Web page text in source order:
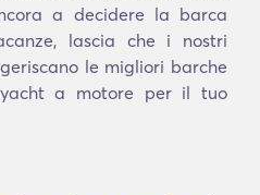
a decidere la barca
lascia che i nostri
le migliori barche
a motore per il tuo